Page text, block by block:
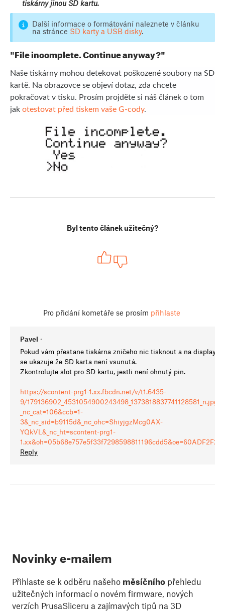
tiskárny jinou SD kartu.
Další informace o formátování naleznete v článku
na stránce SD karty a USB disky.
"File incomplete. Continue anyway?"
Naše tiskárny mohou detekovat poškozené soubory na SD
kartě. Na obrazovce se objeví dotaz, zda chcete
pokračovat v tisku. Prosím projděte si náš článek o tom
jak otestovat před tiskem vaše G-cody.
Byl tento článek užitečný?
Pro přidání kometáře se prosím přihlaste
Pavel •
Pokud vám přestane tiskárna zničeho nic tisknout a na displayi
se ukazuje že SD karta není vsunutá.
Zkontrolujte slot pro SD kartu, jestli není ohnutý pin.
https://scontent-prg1-1.xx.fbcdn.net/v/t1.6435-
9/179136902_4531054900243498_1373818837741128581_n.jpg?
_nc_cat=106&ccb=1-
3&_nc_sid=b9115d&_nc_ohc=ShiyjgzMcg0AX-
YQkVL&_nc_ht=scontent-prg1-
1.xx&oh=05b68e757e5f33f7298598811196cdd5&oe=60ADF2F2
Reply
Novinky e-mailem
Přihlaste se k odběru našeho měsíčního přehledu
užitečných informací o novém firmware, nových
verzích PrusaSliceru a zajímavých tipů na 3D